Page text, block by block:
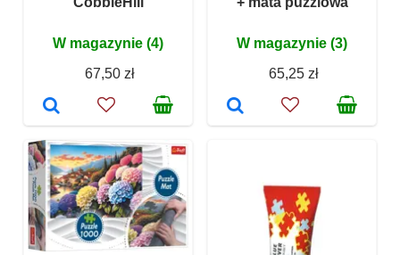
W magazynie (4)
67,50 zł
W magazynie (3)
65,25 zł